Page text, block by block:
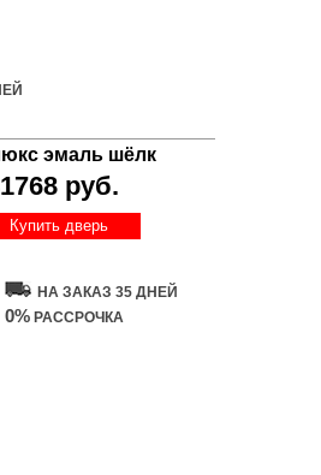
эмаль шёлк
руб.
Купить дверь
НА ЗАКАЗ 35 ДНЕЙ
0% РАССРОЧКА